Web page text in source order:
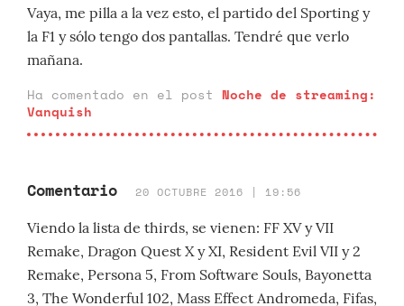
Vaya, me pilla a la vez esto, el partido del Sporting y
la F1 y sólo tengo dos pantallas. Tendré que verlo
mañana.
Ha comentado en el post Noche de streaming:
Vanquish
Comentario 20 OCTUBRE 2016 | 19:56
Viendo la lista de thirds, se vienen: FF XV y VII
Remake, Dragon Quest X y XI, Resident Evil VII y 2
Remake, Persona 5, From Software Souls, Bayonetta
3, The Wonderful 102, Mass Effect Andromeda, Fifas,